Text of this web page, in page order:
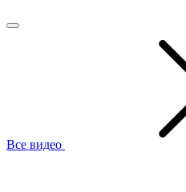
Все видео